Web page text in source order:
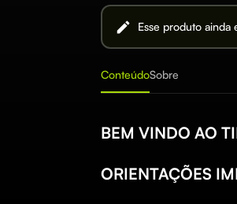
Esse produto ainda
ConteúdoSobre
BEM VINDO AO
ORIENTAÇÕES